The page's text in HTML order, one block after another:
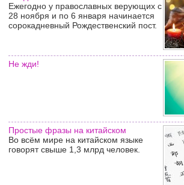
Ежегодно у православных верующих с
28 ноября и по 6 января начинается
сорокадневный Рождественский пост.
Не жди!
Простые фразы на китайском
Во всём мире на китайском языке
говорят свыше 1,3 млрд человек.